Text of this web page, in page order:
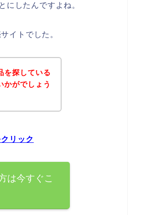
したんですよね。
イトでした。
を探している
かがでしょう
リック
は今すぐこ